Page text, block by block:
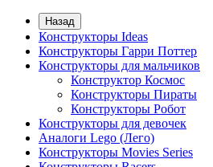
Назад
Конструкторы Ideas
Конструкторы Гарри Поттер
Конструкторы для мальчиков
Конструктор Космос
Конструкторы Пираты
Конструкторы Робот
Конструкторы для девочек
Аналоги Lego (Лего)
Конструкторы Movies Series